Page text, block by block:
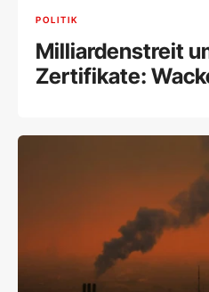
POLITIK
Milliardenstreit
Zertifikate: